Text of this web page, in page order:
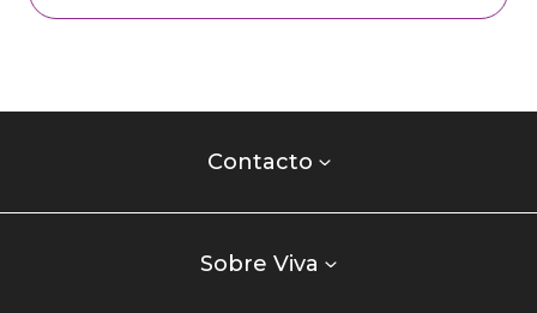
Contacto
Sobre Viva